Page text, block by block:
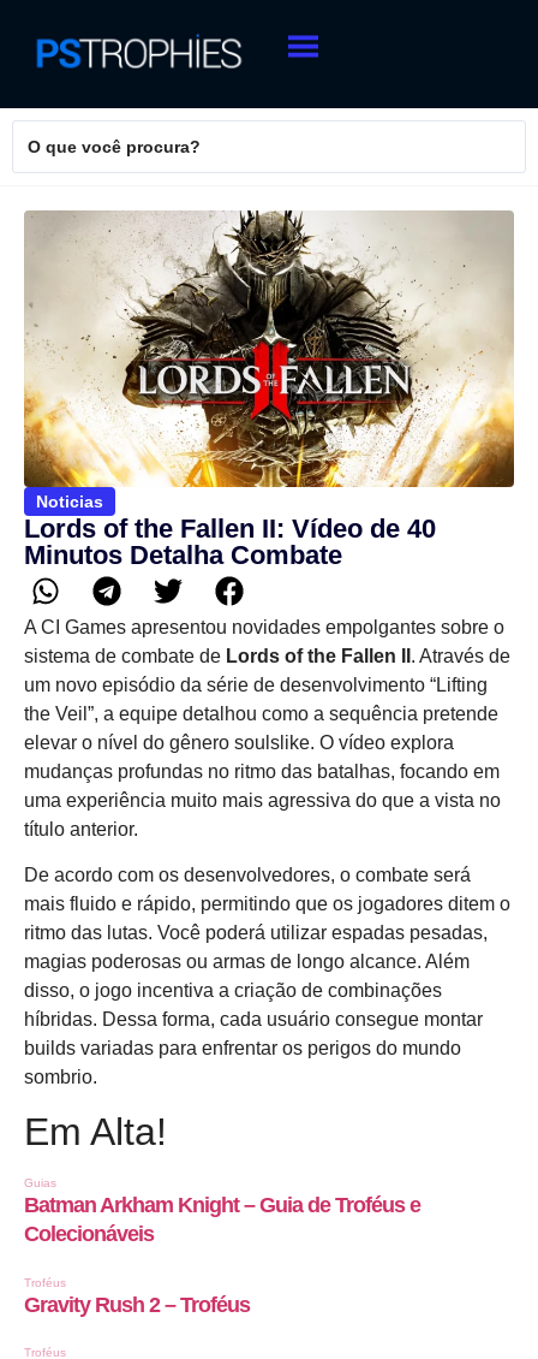
Noticias
Lords of the Fallen II: Vídeo de 40
Minutos Detalha Combate
A CI Games apresentou novidades empolgantes sobre o
sistema de combate de Lords of the Fallen II . Através de
um novo episódio da série de desenvolvimento “Lifting
the Veil”, a equipe detalhou como a sequência pretende
elevar o nível do gênero soulslike. O vídeo explora
mudanças profundas no ritmo das batalhas, focando em
uma experiência muito mais agressiva do que a vista no
título anterior.
De acordo com os desenvolvedores, o combate será
mais fluido e rápido, permitindo que os jogadores ditem o
ritmo das lutas. Você poderá utilizar espadas pesadas,
magias poderosas ou armas de longo alcance. Além
disso, o jogo incentiva a criação de combinações
híbridas. Dessa forma, cada usuário consegue montar
builds variadas para enfrentar os perigos do mundo
sombrio.
Em Alta!